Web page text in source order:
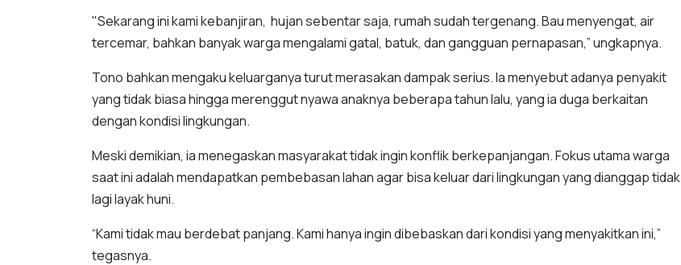
"Sekarang ini kami kebanjiran, hujan sebentar saja, rumah sudah tergenang. Bau menyengat, air
tercemar, bahkan banyak warga mengalami gatal, batuk, dan gangguan pernapasan,” ungkapnya.
Tono bahkan mengaku keluarganya turut merasakan dampak serius. Ia menyebut adanya penyakit
yang tidak biasa hingga merenggut nyawa anaknya beberapa tahun lalu, yang ia duga berkaitan
dengan kondisi lingkungan.
Meski demikian, ia menegaskan masyarakat tidak ingin konflik berkepanjangan. Fokus utama warga
saat ini adalah mendapatkan pembebasan lahan agar bisa keluar dari lingkungan yang dianggap tidak
lagi layak huni.
“Kami tidak mau berdebat panjang. Kami hanya ingin dibebaskan dari kondisi yang menyakitkan ini,”
tegasnya.